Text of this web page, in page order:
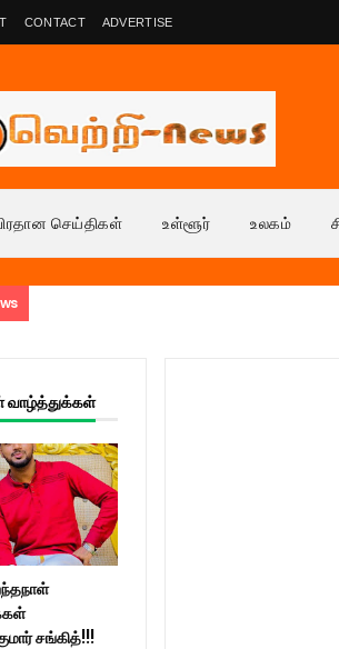
CONTACT ADVERTISE
செய்திகள் உள்ளூர் உலகம்
வாழ்த்துக்கள்
சங்கித்!!!